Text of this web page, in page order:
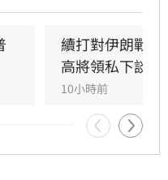
重啟仍存在極大變
葉門準政府及軍事組
再度攻擊「沙烏地
續打對伊朗戰
高將領私下談退
10小時前